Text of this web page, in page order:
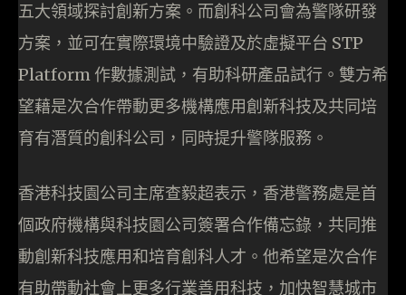
五大領域探討創新方案。而創科公司會為警隊研發
方案，並可在實際環境中驗證及於虛擬平台 STP
Platform 作數據測試，有助科研產品試行。雙方希
望藉是次合作帶動更多機構應用創新科技及共同培
育有潛質的創科公司，同時提升警隊服務。
香港科技園公司主席查毅超表示，香港警務處是首
個政府機構與科技園公司簽署合作備忘錄，共同推
動創新科技應用和培育創科人才。他希望是次合作
有助帶動社會上更多行業善用科技，加快智慧城市